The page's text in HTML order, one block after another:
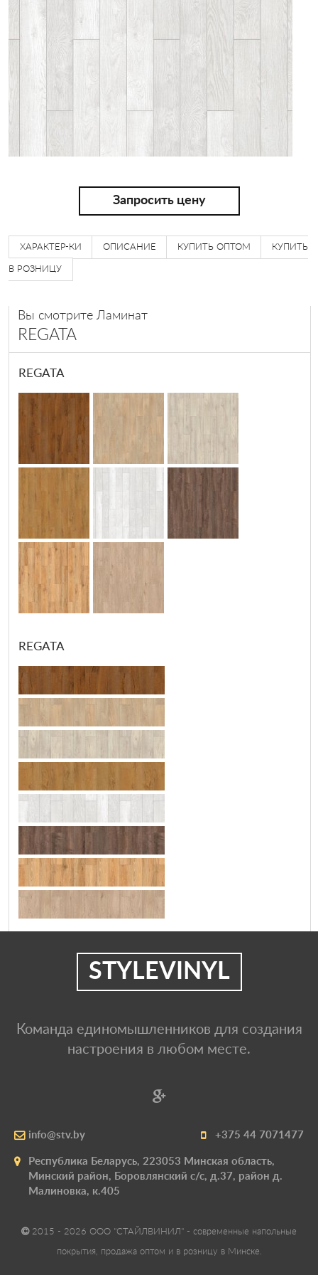
Запросить цену
ХАРАКТЕР-КИ ОПИСАНИЕ КУПИТЬ ОПТОМ КУПИТЬ
В РОЗНИЦУ
Вы смотрите Ламинат
REGATA
REGATA
REGATA
STYLEVINYL
Команда единомышленников для создания
настроения в любом месте.
info@stv.by +375 44 7071477
Республика Беларусь, 223053 Минская область,
Минский район, Боровлянский с/с, д.37, район д.
Малиновка, к.405
2015 - 2026 ООО "СТАЙЛВИНИЛ" - современные напольные
покрытия, продажа оптом и в розницу в Минске.